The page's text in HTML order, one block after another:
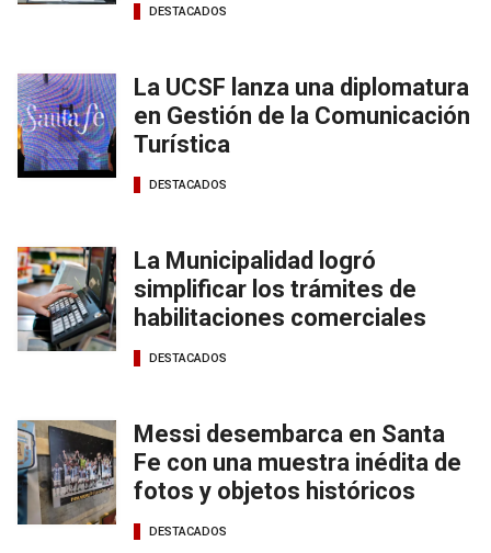
DESTACADOS
La UCSF lanza una diplomatura
en Gestión de la Comunicación
Turística
DESTACADOS
La Municipalidad logró
simplificar los trámites de
habilitaciones comerciales
DESTACADOS
Messi desembarca en Santa
Fe con una muestra inédita de
fotos y objetos históricos
DESTACADOS